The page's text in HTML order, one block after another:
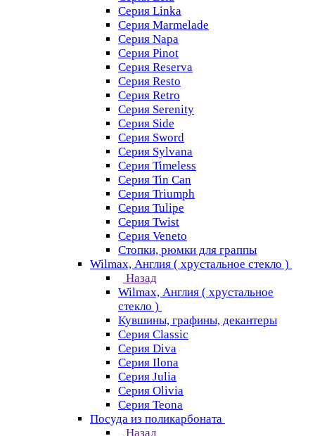
Серия Linka
Серия Marmelade
Серия Napa
Серия Pinot
Серия Reserva
Серия Resto
Серия Retro
Серия Serenity
Серия Side
Серия Sword
Серия Sуlvana
Серия Timeless
Серия Tin Can
Серия Triumph
Серия Tulipe
Серия Twist
Серия Veneto
Стопки, рюмки для граппы
Wilmax, Англия ( хрустальное стекло )
Назад
Wilmax, Англия ( хрустальное
стекло )
Кувшины, графины, декантеры
Серия Classic
Серия Diva
Серия Ilona
Серия Julia
Серия Olivia
Серия Teona
Посуда из поликарбоната
Назад